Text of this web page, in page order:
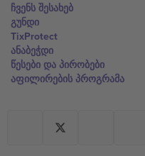
ჩვენს შესახებ
გუნდი
TixProtect
ანაბეჭდი
წესები და პირობები
აფილირების პროგრამა